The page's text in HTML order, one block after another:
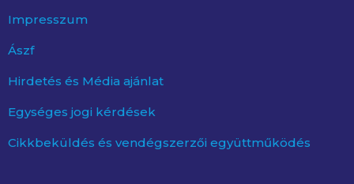
Impresszum
Ászf
Hirdetés és Média ajánlat
Egységes jogi kérdések
Cikkbeküldés és vendégszerzői együttműködés